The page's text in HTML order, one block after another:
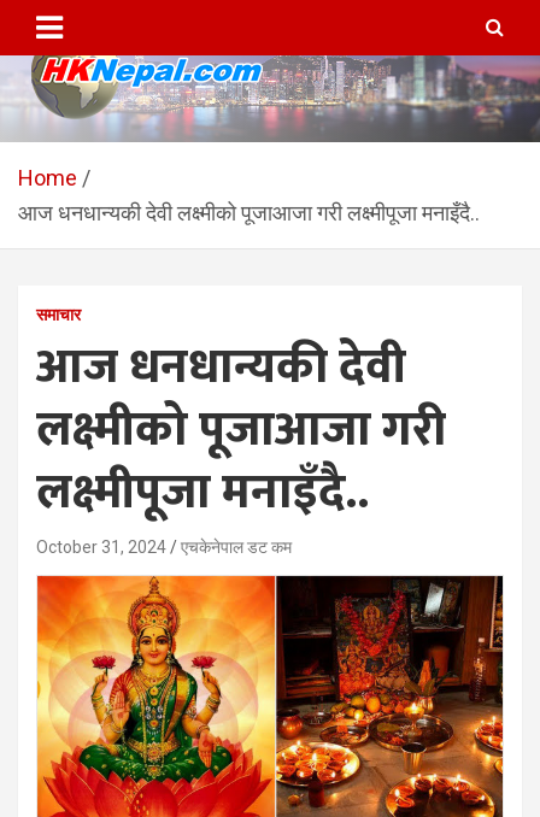
content
HKNepal.com – हङकङबाट
सञ्चालित पहिलो नेपाली अनलाईन
पत्रिका
hknepal, hknepal.com, hk nepal, hk nepal com
Home
आज धनधान्यकी देवी लक्ष्मीको पूजाआजा गरी लक्ष्मीपूजा मनाइँदै..
समाचार
आज धनधान्यकी देवी
लक्ष्मीको पूजाआजा गरी
लक्ष्मीपूजा मनाइँदै..
October 31, 2024 एचकेनेपाल डट कम